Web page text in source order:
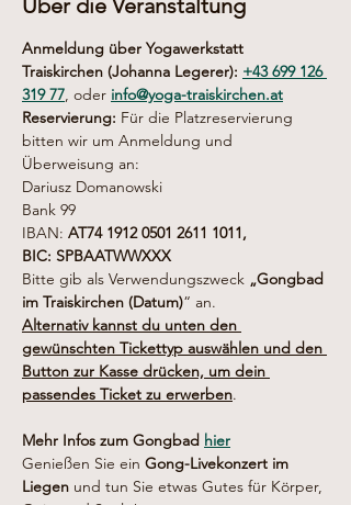
Über die Veranstaltung
Anmeldung über Yogawerkstatt
Traiskirchen (Johanna Legerer): +43 699 126
319 77, oder info@yoga-traiskirchen.at
Reservierung: Für die Platzreservierung
bitten wir um Anmeldung und
Überweisung an:
Dariusz Domanowski
Bank 99
IBAN: AT74 1912 0501 2611 1011,
BIC: SPBAATWWXXX
Bitte gib als Verwendungszweck „Gongbad
im Traiskirchen (Datum)“ an.
Alternativ kannst du unten den
gewünschten Tickettyp auswählen und den
Button zur Kasse drücken, um dein
passendes Ticket zu erwerben.
Mehr Infos zum Gongbad hier
Genießen Sie ein Gong-Livekonzert im
Liegen und tun Sie etwas Gutes für Körper,